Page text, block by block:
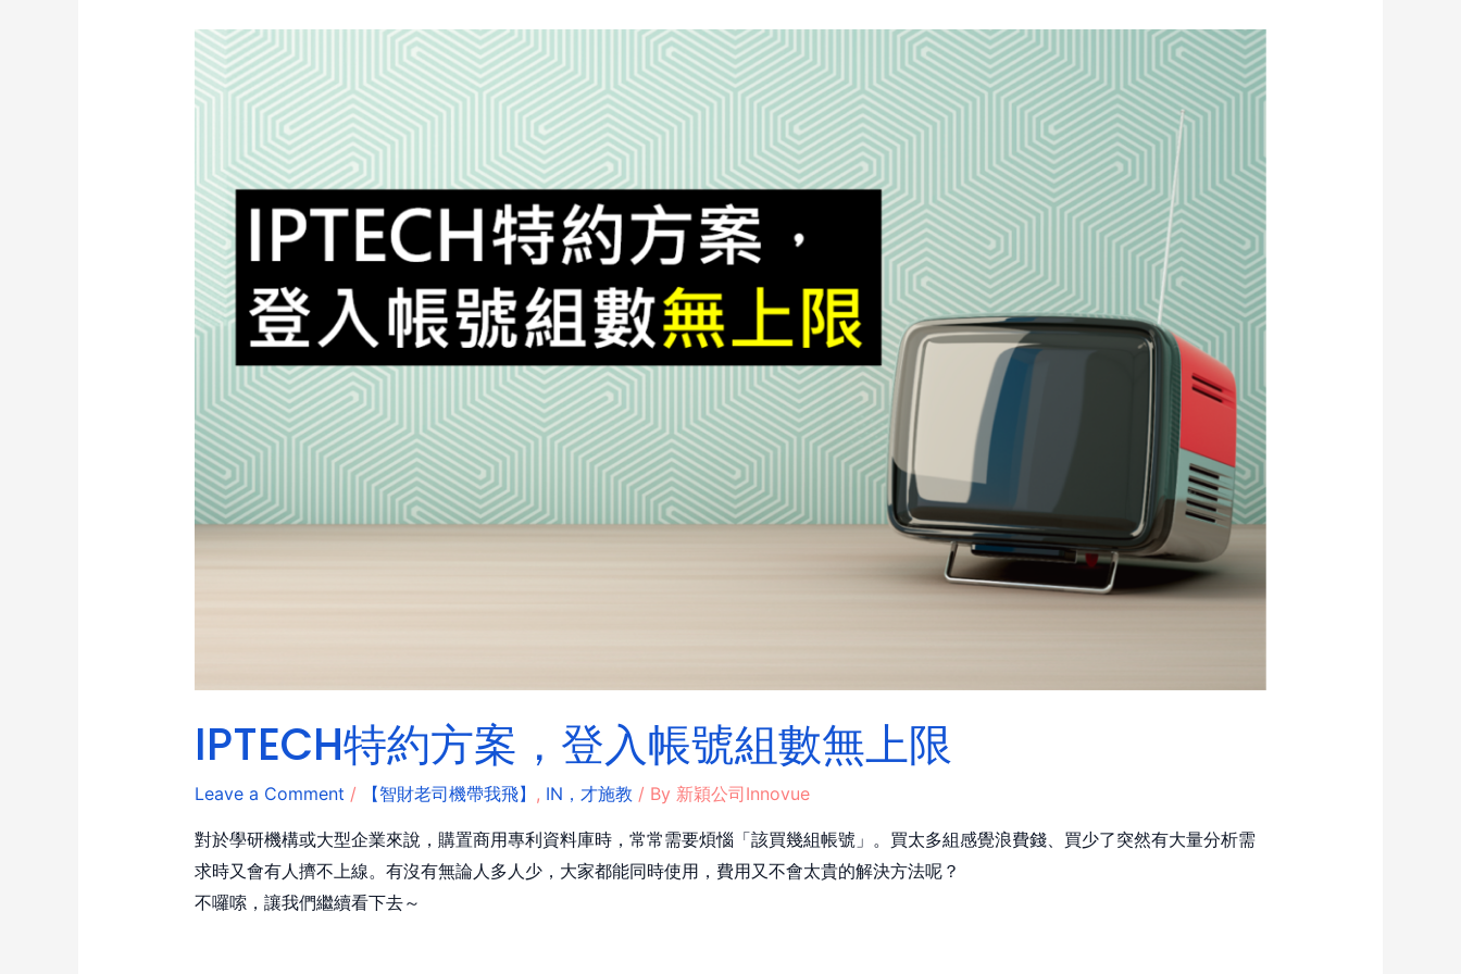
IPTECH特約方案，登入帳號組數無上限
Leave a Comment / 【智財老司機帶我飛】 , IN，才施教 / By 新穎公司Innovue
對於學研機構或大型企業來說，購置商用專利資料庫時，常常需要煩惱「該買幾組帳號」。買太多組感覺浪費錢、買少了突然有大量分析需
求時又會有人擠不上線。有沒有無論人多人少，大家都能同時使用，費用又不會太貴的解決方法呢？
不囉嗦，讓我們繼續看下去～